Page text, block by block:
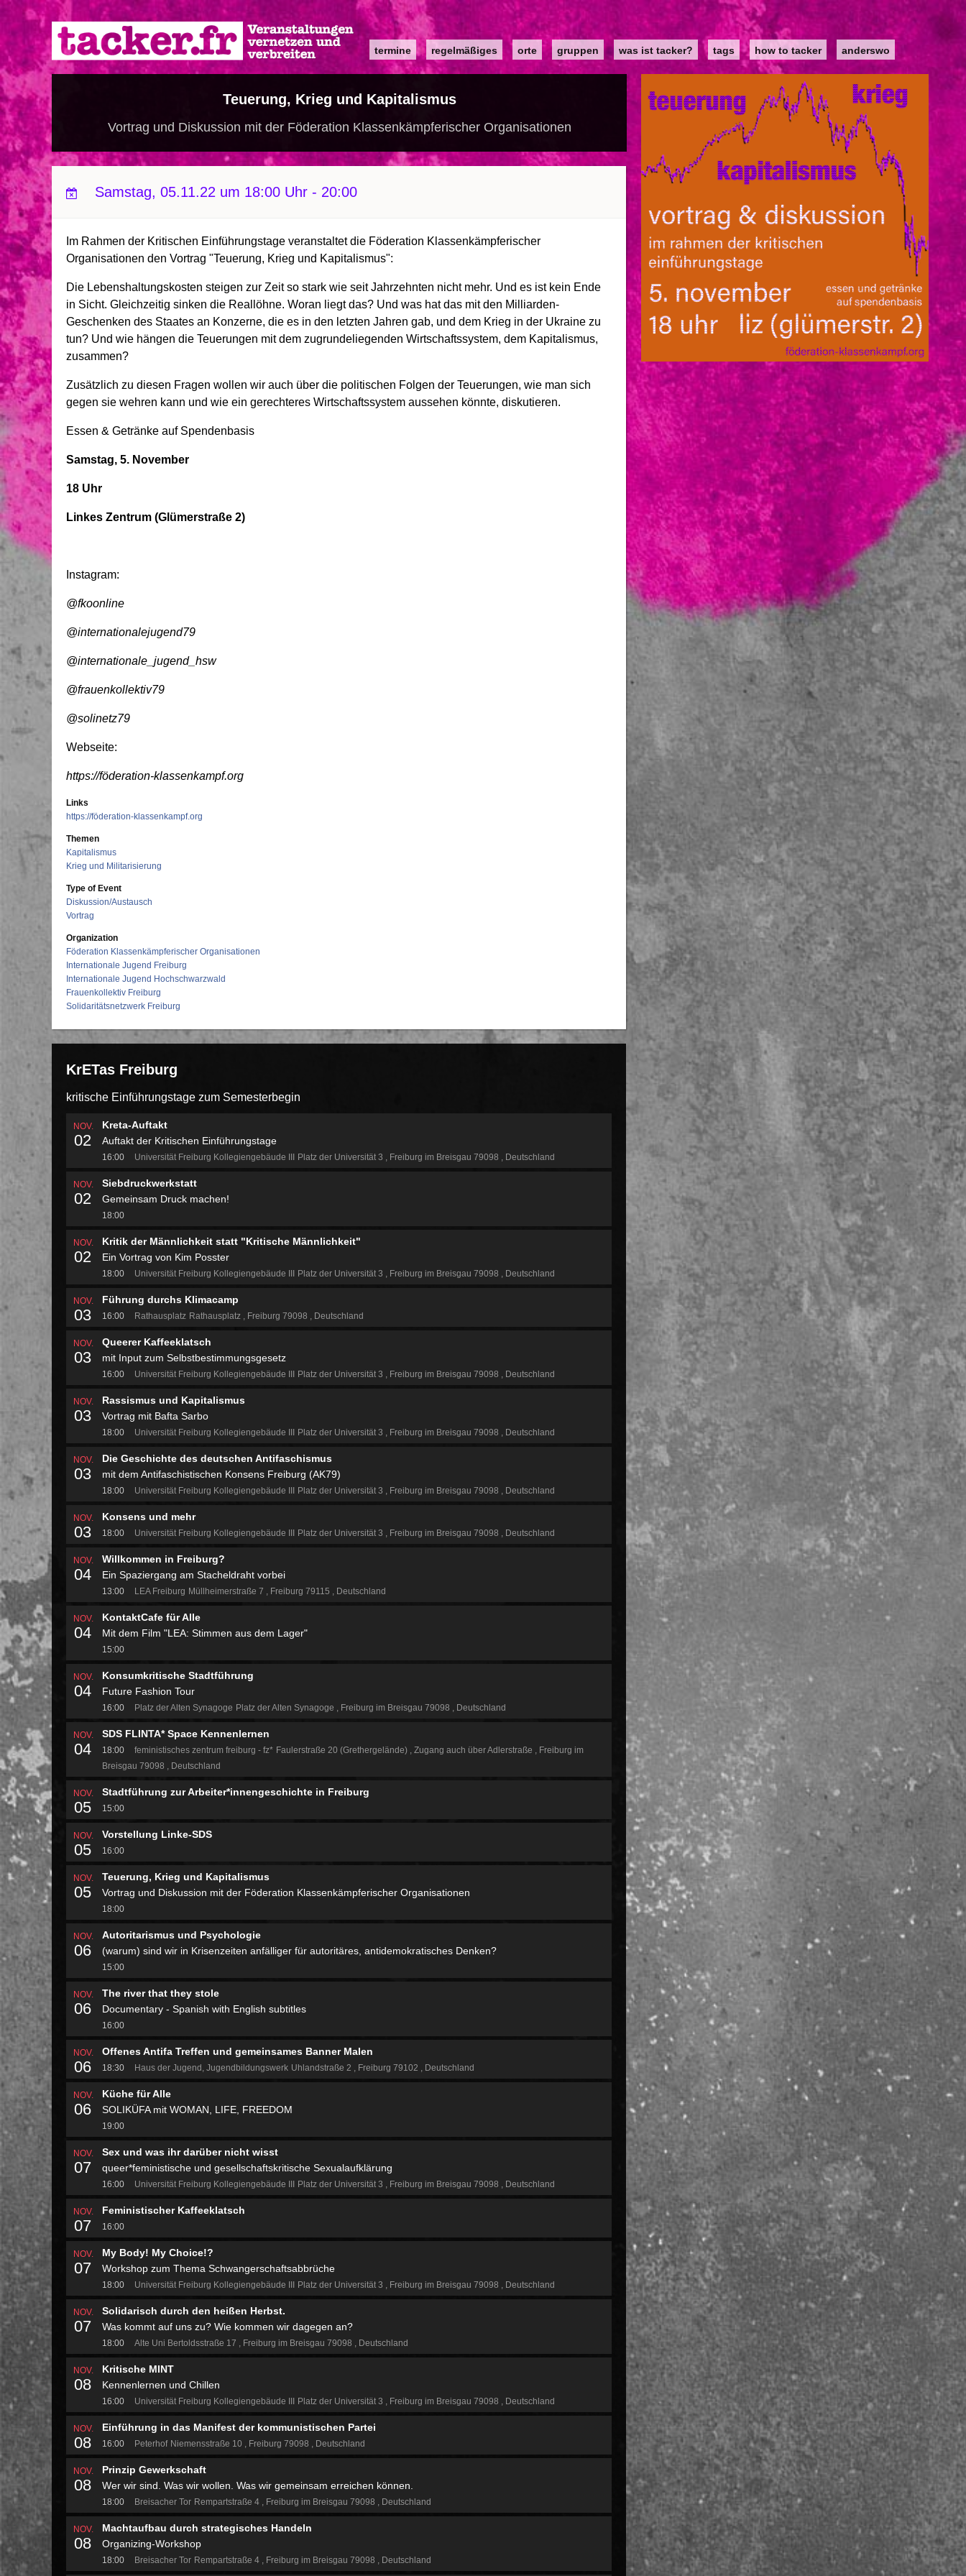
Direkt
zum
Main
navigation
termine regelmäßiges orte gruppen was ist tacker? tags how to tacker anderswo
Teuerung, Krieg und Kapitalismus
Vortrag und Diskussion mit der Föderation Klassenkämpferischer Organisationen
Samstag, 05.11.22 um 18:00 Uhr - 20:00
Im Rahmen der Kritischen Einführungstage veranstaltet die Föderation Klassenkämpferischer
Organisationen den Vortrag "Teuerung, Krieg und Kapitalismus":
Die Lebenshaltungskosten steigen zur Zeit so stark wie seit Jahrzehnten nicht mehr. Und es ist kein Ende
in Sicht. Gleichzeitig sinken die Reallöhne. Woran liegt das? Und was hat das mit den Milliarden-
Geschenken des Staates an Konzerne, die es in den letzten Jahren gab, und dem Krieg in der Ukraine zu
tun? Und wie hängen die Teuerungen mit dem zugrundeliegenden Wirtschaftssystem, dem Kapitalismus,
zusammen?
Zusätzlich zu diesen Fragen wollen wir auch über die politischen Folgen der Teuerungen, wie man sich
gegen sie wehren kann und wie ein gerechteres Wirtschaftssystem aussehen könnte, diskutieren.
Essen & Getränke auf Spendenbasis
Samstag, 5. November
18 Uhr
Linkes Zentrum (Glümerstraße 2)
Instagram:
@fkoonline
@internationalejugend79
@internationale_jugend_hsw
@frauenkollektiv79
@solinetz79
Webseite:
https://föderation-klassenkampf.org
Links
https://föderation-klassenkampf.org
Themen
Kapitalismus
Krieg und Militarisierung
Type of Event
Diskussion/Austausch
Vortrag
Organization
Föderation Klassenkämpferischer Organisationen
Internationale Jugend Freiburg
Internationale Jugend Hochschwarzwald
Frauenkollektiv Freiburg
Solidaritätsnetzwerk Freiburg
KrETas Freiburg
kritische Einführungstage zum Semesterbegin
NOV.
02
Kreta-Auftakt
Auftakt der Kritischen Einführungstage
16:00 Universität Freiburg Kollegiengebäude III Platz der Universität 3 Freiburg im Breisgau 79098 Deutschland
NOV.
02
Siebdruckwerkstatt
Gemeinsam Druck machen!
18:00
NOV.
02
Kritik der Männlichkeit statt "Kritische Männlichkeit"
Ein Vortrag von Kim Posster
18:00 Universität Freiburg Kollegiengebäude III Platz der Universität 3 Freiburg im Breisgau 79098 Deutschland
NOV.
03
Führung durchs Klimacamp
16:00 Rathausplatz Rathausplatz Freiburg 79098 Deutschland
NOV.
03
Queerer Kaffeeklatsch
mit Input zum Selbstbestimmungsgesetz
16:00 Universität Freiburg Kollegiengebäude III Platz der Universität 3 Freiburg im Breisgau 79098 Deutschland
NOV.
03
Rassismus und Kapitalismus
Vortrag mit Bafta Sarbo
18:00 Universität Freiburg Kollegiengebäude III Platz der Universität 3 Freiburg im Breisgau 79098 Deutschland
NOV.
03
Die Geschichte des deutschen Antifaschismus
mit dem Antifaschistischen Konsens Freiburg (AK79)
18:00 Universität Freiburg Kollegiengebäude III Platz der Universität 3 Freiburg im Breisgau 79098 Deutschland
NOV.
03
Konsens und mehr
18:00 Universität Freiburg Kollegiengebäude III Platz der Universität 3 Freiburg im Breisgau 79098 Deutschland
NOV.
04
Willkommen in Freiburg?
Ein Spaziergang am Stacheldraht vorbei
13:00 LEA Freiburg Müllheimerstraße 7 Freiburg 79115 Deutschland
NOV.
04
KontaktCafe für Alle
Mit dem Film "LEA: Stimmen aus dem Lager"
15:00
NOV.
04
Konsumkritische Stadtführung
Future Fashion Tour
16:00 Platz der Alten Synagoge Platz der Alten Synagoge Freiburg im Breisgau 79098 Deutschland
NOV.
04
SDS FLINTA* Space Kennenlernen
18:00 feministisches zentrum freiburg - fz* Faulerstraße 20 (Grethergelände) Zugang auch über Adlerstraße
Freiburg im
Breisgau 79098
Deutschland
NOV.
05
Stadtführung zur Arbeiter*innengeschichte in Freiburg
15:00
NOV.
05
Vorstellung Linke-SDS
16:00
NOV.
05
Teuerung, Krieg und Kapitalismus
Vortrag und Diskussion mit der Föderation Klassenkämpferischer Organisationen
18:00
NOV.
06
Autoritarismus und Psychologie
(warum) sind wir in Krisenzeiten anfälliger für autoritäres, antidemokratisches Denken?
15:00
NOV.
06
The river that they stole
Documentary - Spanish with English subtitles
16:00
NOV.
06
Offenes Antifa Treffen und gemeinsames Banner Malen
18:30 Haus der Jugend, Jugendbildungswerk Uhlandstraße 2 Freiburg 79102 Deutschland
NOV.
06
Küche für Alle
SOLIKÜFA mit WOMAN, LIFE, FREEDOM
19:00
NOV.
07
Sex und was ihr darüber nicht wisst
queer*feministische und gesellschaftskritische Sexualaufklärung
16:00 Universität Freiburg Kollegiengebäude III Platz der Universität 3 Freiburg im Breisgau 79098 Deutschland
NOV.
07
Feministischer Kaffeeklatsch
16:00
NOV.
07
My Body! My Choice!?
Workshop zum Thema Schwangerschaftsabbrüche
18:00 Universität Freiburg Kollegiengebäude III Platz der Universität 3 Freiburg im Breisgau 79098 Deutschland
NOV.
07
Solidarisch durch den heißen Herbst.
Was kommt auf uns zu? Wie kommen wir dagegen an?
18:00 Alte Uni Bertoldsstraße 17 Freiburg im Breisgau 79098 Deutschland
NOV.
08
Kritische MINT
Kennenlernen und Chillen
16:00 Universität Freiburg Kollegiengebäude III Platz der Universität 3 Freiburg im Breisgau 79098 Deutschland
NOV.
08
Einführung in das Manifest der kommunistischen Partei
16:00 Peterhof Niemensstraße 10 Freiburg 79098 Deutschland
NOV.
08
Prinzip Gewerkschaft
Wer wir sind. Was wir wollen. Was wir gemeinsam erreichen können.
18:00 Breisacher Tor Rempartstraße 4 Freiburg im Breisgau 79098 Deutschland
NOV.
08
Machtaufbau durch strategisches Handeln
Organizing-Workshop
18:00 Breisacher Tor Rempartstraße 4 Freiburg im Breisgau 79098 Deutschland